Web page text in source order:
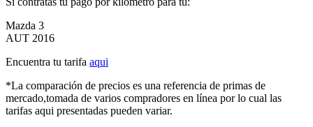
Mazda 3
AUT 2016
Encuentra tu tarifa aqui
*La comparación de precios es una referencia de primas de
mercado,tomada de varios compradores en línea por lo cual las
tarifas aqui presentadas pueden variar.